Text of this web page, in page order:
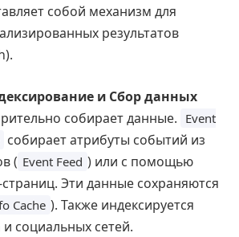
собой механизм для
результатов
и Сбор данных
собирает данные.
Event
собирает атрибуты событий из
( Event Feed ) или с помощью
Эти данные сохраняются
Cache ). Также индексируется
и социальных сетей.